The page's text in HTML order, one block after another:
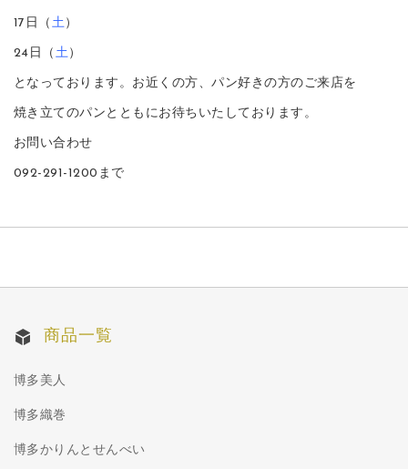
17日（ 土）
24日（ 土）
となっております。お近くの方、パン好きの方のご来店を
焼き立てのパンとともにお待ちいたしております。
お問い合わせ
092-291-1200まで
商品一覧
博多美人
博多織巻
博多かりんとせんべい